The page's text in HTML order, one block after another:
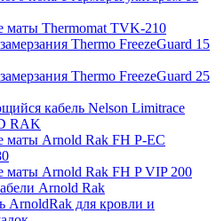
маты Thermomat TVK-210
Thermo FreezeGuard 15
Thermo FreezeGuard 25
кабель Nelson Limitrace
RAK
маты Arnold Rak FH P-EC
маты Arnold Rak FH P VIP 200
Arnold Rak
ArnoldRak для кровли и